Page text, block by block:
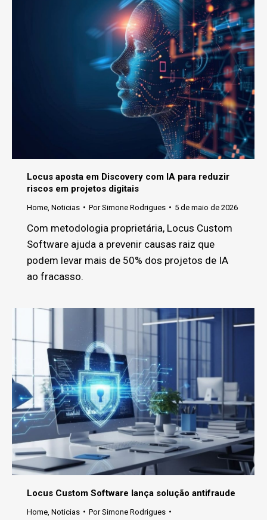
Locus aposta em Discovery com IA para reduzir
riscos em projetos digitais
Home Noticias PorSimone Rodrigues 5 de maio de 2026
Com metodologia proprietária, Locus Custom
Software ajuda a prevenir causas raiz que
podem levar mais de 50% dos projetos de IA
ao fracasso.
Locus Custom Software lança solução antifraude
Home Noticias PorSimone Rodrigues